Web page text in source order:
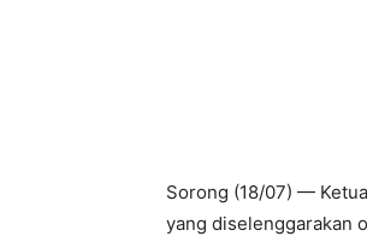
Sorong (18/07) —
yang diselenggarakan